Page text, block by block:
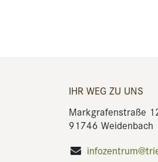
IHR WEG ZU UNS
Markgrafenstraße
91746 Weidenbach